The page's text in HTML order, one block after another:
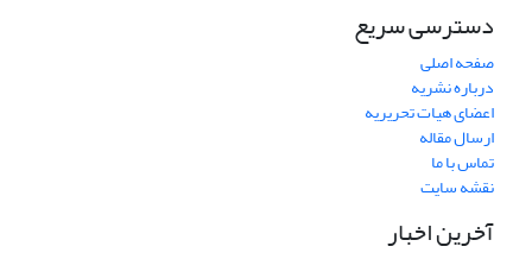
دسترسی سریع
صفحه اصلی
درباره نشریه
اعضای هیات تحریریه
ارسال مقاله
تماس با ما
نقشه سایت
آخرین اخبار